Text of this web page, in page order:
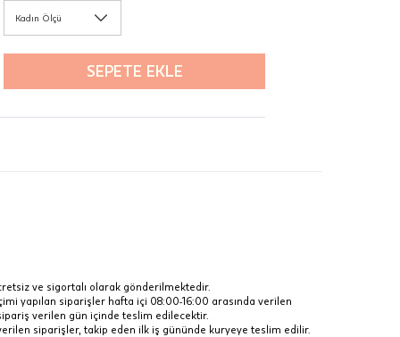
Kadın Ölçü
SEPETE EKLE
ve sigortalı olarak gönderilmektedir.
yapılan siparişler hafta içi 08:00-16:00 arasında verilen
verilen gün içinde teslim edilecektir.
siparişler, takip eden ilk iş gününde kuryeye teslim edilir.